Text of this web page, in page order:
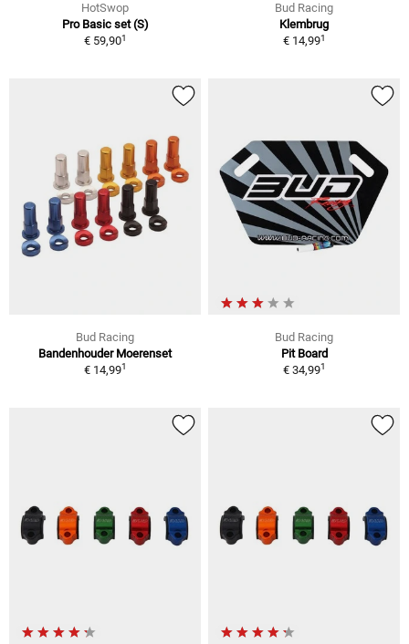
HotSwop
Pro Basic set (S)
€ 59,901
Bud Racing
Klembrug
€ 14,991
Bud Racing
Bandenhouder Moerenset
€ 14,991
Bud Racing
Pit Board
€ 34,991